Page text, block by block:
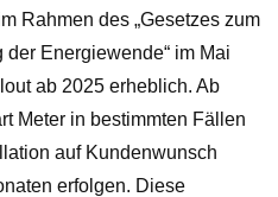
Rahmen des „Gesetzes zum
Energiewende“ im Mai
ab 2025 erheblich. Ab
Meter in bestimmten Fällen
auf Kundenwunsch
erfolgen. Diese